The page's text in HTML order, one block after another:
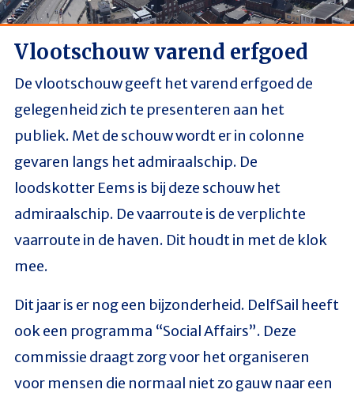
Vlootschouw varend erfgoed
De vlootschouw geeft het varend erfgoed de
gelegenheid zich te presenteren aan het
publiek. Met de schouw wordt er in colonne
gevaren langs het admiraalschip. De
loodskotter Eems is bij deze schouw het
admiraalschip. De vaarroute is de verplichte
vaarroute in de haven. Dit houdt in met de klok
mee.
Dit jaar is er nog een bijzonderheid. DelfSail heeft
ook een programma “Social Affairs”. Deze
commissie draagt zorg voor het organiseren
voor mensen die normaal niet zo gauw naar een